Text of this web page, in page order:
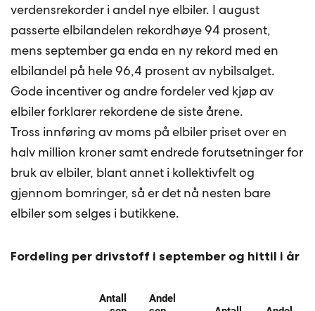
verdensrekorder i andel nye elbiler. I august
passerte elbilandelen rekordhøye 94 prosent,
mens september ga enda en ny rekord med en
elbilandel på hele 96,4 prosent av nybilsalget.
Gode incentiver og andre fordeler ved kjøp av
elbiler forklarer rekordene de siste årene.
Tross innføring av moms på elbiler priset over en
halv million kroner samt endrede forutsetninger for
bruk av elbiler, blant annet i kollektivfelt og
gjennom bomringer, så er det nå nesten bare
elbiler som selges i butikkene.
Fordeling per drivstoff i september og hittil i år